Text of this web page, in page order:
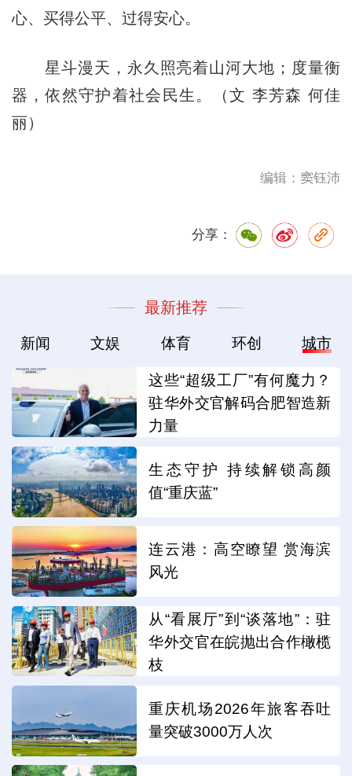
心、买得公平、过得安心。
星斗漫天，永久照亮着山河大地；度量衡
器，依然守护着社会民生。（文 李芳森 何佳
丽）
编辑：窦钰沛
分享：
最新推荐
新闻 文娱 体育 环创 城市
这些“超级工厂”有何魔力？
驻华外交官解码合肥智造新
力量
生态守护 持续解锁高颜
值“重庆蓝”
连云港：高空瞭望 赏海滨
风光
从“看展厅”到“谈落地”：驻
华外交官在皖抛出合作橄榄
枝
重庆机场2026年旅客吞吐
量突破3000万人次